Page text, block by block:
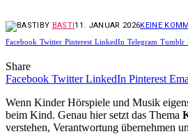
BY BASTI11. JANUAR 2026KEINE
Facebook Twitter Pinterest LinkedIn Telegram Tumblr
Share
Facebook Twitter LinkedIn Pinterest
Wenn Kinder Hörspiele und Musik
beim Kind. Genau hier setzt das Thema
verstehen, Verantwortung übernehmen